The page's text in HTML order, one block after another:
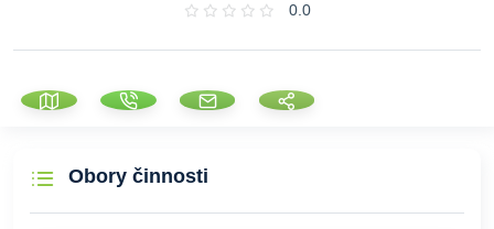
0.0
Obory činnosti